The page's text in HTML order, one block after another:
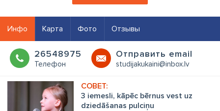
Инфо Карта Фото Отзывы
26548975
Телефон
Oтправить email
studijakukaini@inbox.lv
3 iemesli, kāpēc bērnus vest uz
dziedāšanas pulciņu